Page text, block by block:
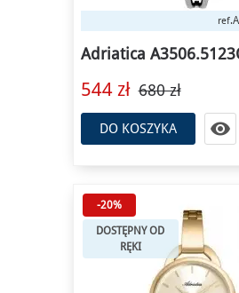
ref.
Adriatica
544 zł 680 zł
DO KOSZYKA 
-20%
DOSTĘPNY OD
RĘKI